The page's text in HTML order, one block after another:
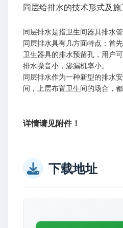
同层给排水的技术形式及
同层排水是指卫生间器具排水
同层排水具有几方面特点：首
卫生器具的排水预留孔，用户
排水噪音小，渗漏机率小。
同层排水作为一种新型的排水
间，上层布置卫生间的场合，
详情请见附件！
下载地址